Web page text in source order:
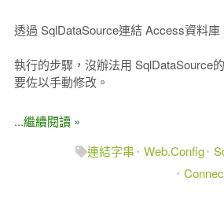
透過 SqlDataSource連結 Access資料庫
執行的步驟，沒辦法用 SqlDataSource
要佐以手動修改。
...繼續閱讀 »
連結字串
Web.Config